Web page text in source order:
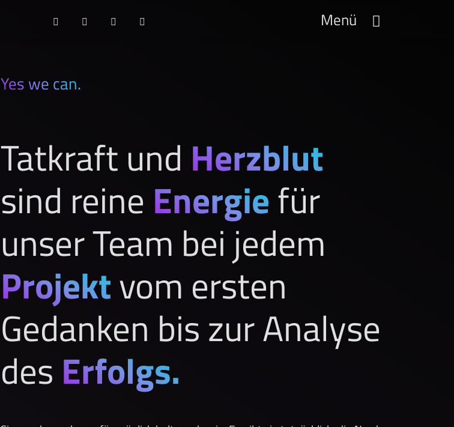
Menü
Yes we can.
Tatkraft und Herzblut
sind reine Energiefür
unser Team bei jedem
Projektvom ersten
Gedanken bis zur Analyse
des Erfolgs.